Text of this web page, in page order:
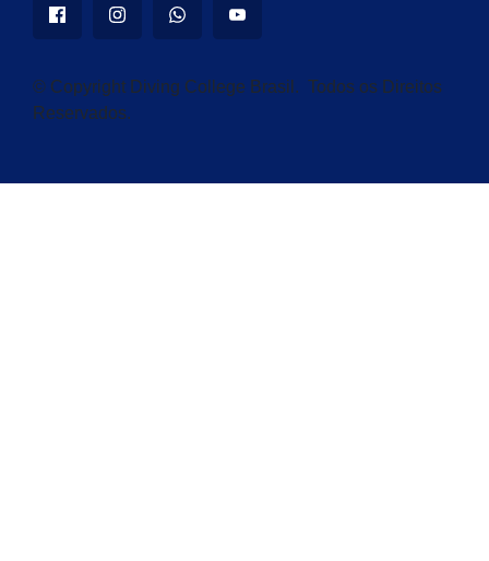
© Copyright Diving College Brasil. Todos os Direitos
Reservados.